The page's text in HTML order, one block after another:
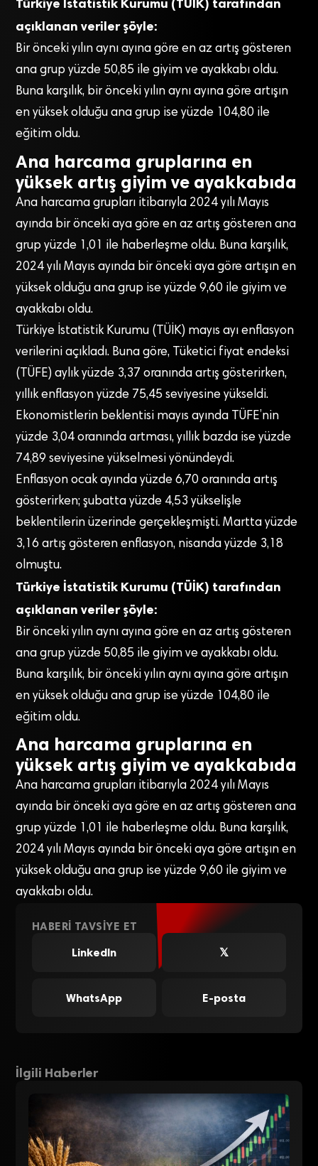
Türkiye İstatistik Kurumu (TÜİK) tarafından
açıklanan veriler şöyle:
Bir önceki yılın aynı ayına göre en az artış gösteren
ana grup yüzde 50,85 ile giyim ve ayakkabı oldu.
Buna karşılık, bir önceki yılın aynı ayına göre artışın
en yüksek olduğu ana grup ise yüzde 104,80 ile
eğitim oldu.
Ana harcama gruplarına en
yüksek artış giyim ve ayakkabıda
Ana harcama grupları itibarıyla 2024 yılı Mayıs
ayında bir önceki aya göre en az artış gösteren ana
grup yüzde 1,01 ile haberleşme oldu. Buna karşılık,
2024 yılı Mayıs ayında bir önceki aya göre artışın en
yüksek olduğu ana grup ise yüzde 9,60 ile giyim ve
ayakkabı oldu.
Türkiye İstatistik Kurumu (TÜİK) mayıs ayı enflasyon
verilerini açıkladı. Buna göre, Tüketici fiyat endeksi
(TÜFE) aylık yüzde 3,37 oranında artış gösterirken,
yıllık enflasyon yüzde 75,45 seviyesine yükseldi.
Ekonomistlerin beklentisi mayıs ayında TÜFE’nin
yüzde 3,04 oranında artması, yıllık bazda ise yüzde
74,89 seviyesine yükselmesi yönündeydi.
Enflasyon ocak ayında yüzde 6,70 oranında artış
gösterirken; şubatta yüzde 4,53 yükselişle
beklentilerin üzerinde gerçekleşmişti. Martta yüzde
3,16 artış gösteren enflasyon, nisanda yüzde 3,18
olmuştu.
Türkiye İstatistik Kurumu (TÜİK) tarafından
açıklanan veriler şöyle:
Bir önceki yılın aynı ayına göre en az artış gösteren
ana grup yüzde 50,85 ile giyim ve ayakkabı oldu.
Buna karşılık, bir önceki yılın aynı ayına göre artışın
en yüksek olduğu ana grup ise yüzde 104,80 ile
eğitim oldu.
Ana harcama gruplarına en
yüksek artış giyim ve ayakkabıda
Ana harcama grupları itibarıyla 2024 yılı Mayıs
ayında bir önceki aya göre en az artış gösteren ana
grup yüzde 1,01 ile haberleşme oldu. Buna karşılık,
2024 yılı Mayıs ayında bir önceki aya göre artışın en
yüksek olduğu ana grup ise yüzde 9,60 ile giyim ve
ayakkabı oldu.
HABERI TAVSIYE ET
LinkedIn
𝕏
WhatsApp E-posta
İlgili Haberler